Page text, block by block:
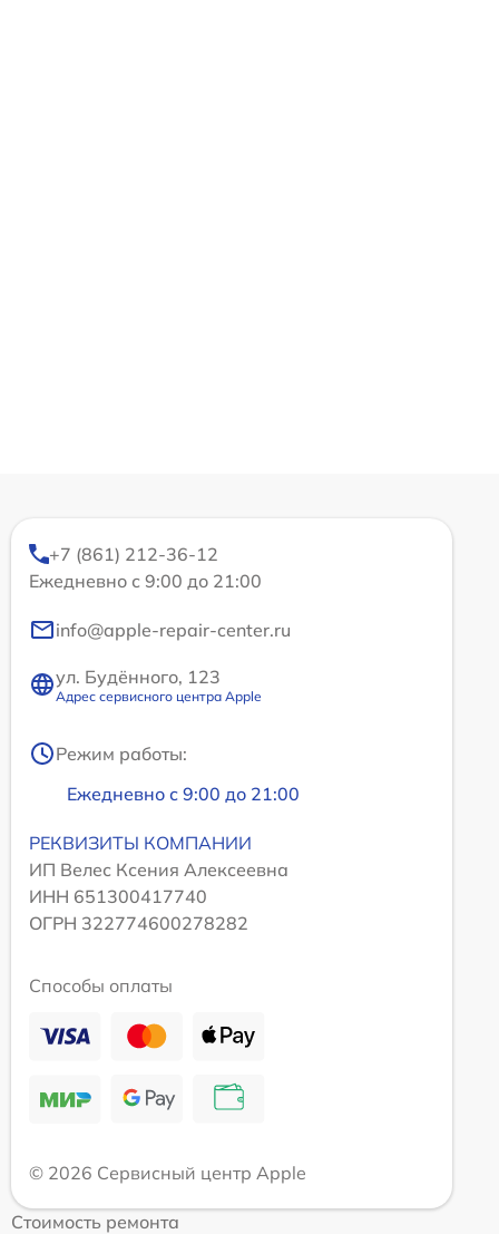
+7 (861) 212-36-12
Ежедневно с 9:00 до 21:00
info@apple-repair-center.ru
ул. Будённого, 123
Адрес сервисного центра Apple
Режим работы:
Ежедневно с 9:00 до 21:00
РЕКВИЗИТЫ КОМПАНИИ
ИП Велес Ксения Алексеевна
ИНН 651300417740
ОГРН 322774600278282
Способы оплаты
© 2026 Сервисный центр Apple
Стоимость ремонта